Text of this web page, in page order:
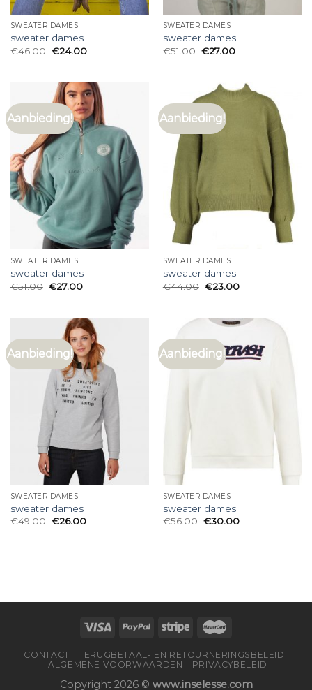
SWEATER DAMES
sweater dames
€46.00 €24.00
SWEATER DAMES
sweater dames
€51.00 €27.00
Aanbieding!
SWEATER DAMES
sweater dames
€51.00 €27.00
Aanbieding!
SWEATER DAMES
sweater dames
€44.00 €23.00
Aanbieding!
SWEATER DAMES
sweater dames
€49.00 €26.00
Aanbieding!
SWEATER DAMES
sweater dames
€56.00 €30.00
CONTACT
TERUGBETAAL- EN RETOURNERINGSBELEID
ALGEMENE VOORWAARDEN
PRIVACYBELEID
Copyright 2026 © www.inselesse.com